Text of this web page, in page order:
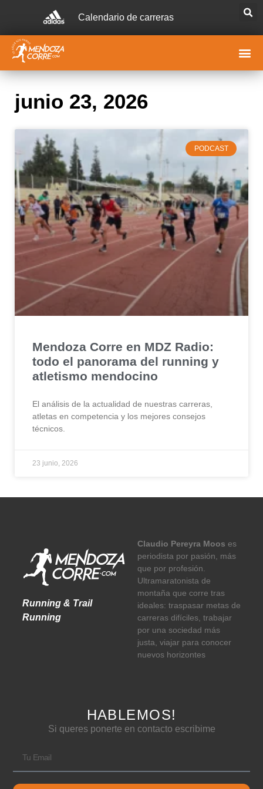
Calendario de carreras
junio 23, 2026
PODCAST
Mendoza Corre en MDZ Radio:
todo el panorama del running y
atletismo mendocino
El análisis de la actualidad de nuestras carreras,
atletas en competencia y los mejores consejos
técnicos.
23 junio, 2026
Running & Trail
Running
Claudio Pereyra Moos es
periodista por pasión, más
que por profesión.
Ultramaratonista de
montaña que corre tras
ideales: traspasar metas de
carreras difíciles, trabajar
por una sociedad más
justa, viajar para conocer
nuevos horizontes
HABLEMOS!
Si queres ponerte en contacto escribime